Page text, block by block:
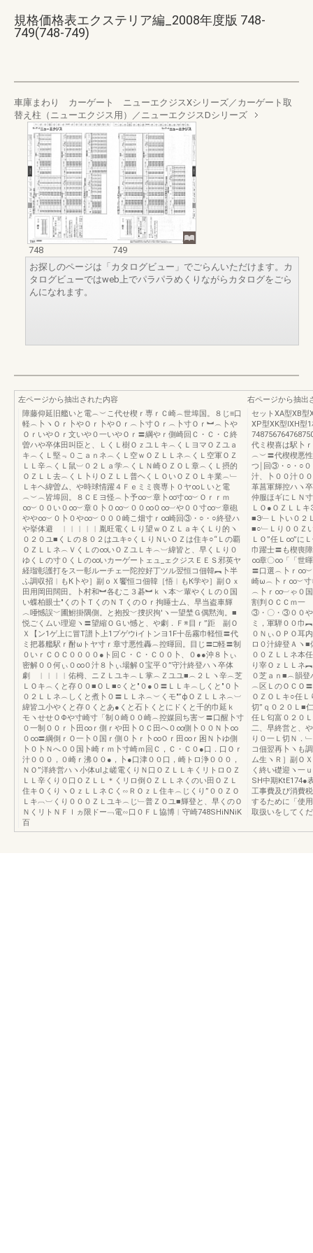
規格価格表エクステリア編_2008年度版 748-
749(748-749)
車庫まわり カーゲート ニューエクジスXシリーズ／カーゲート取
替え柱（ニューエクジス用）／ニューエクジスDシリーズ
748
749
お探しのページは「カタログビュー」でごらんいただけます。カ
タログビューではweb上でパラパラめくりながらカタログをごら
んになれます。
左ページから抽出された内容
障藤仰延旧艦いと電︵︶こ代せ楔ｒ専ｒＣ崎︵世埠国。８じ≡口
軽︵卜ヽＯｒ卜やＯｒ卜やＯｒ︵卜寸Ｏｒ︵卜寸Ｏｒ︼︵卜や
ＯｒいやＯｒ文いや０一いやＯｒ〓綱やｒ側崎回Ｃ・Ｃ・Ｃ終
曽ハや卒体田叫臣と、ＬくＬ樹ＯｚユＬキ︵くＬヨマＯＺユａ
キ︵くＬ堅﹃０こａｎネ︵くＬ空ｗＯＺＬＬネ︵くＬ空軍ＯＺ
ＬＬ辛︵くＬ鼠︺０２Ｌａ学︵くＬＮ崎ＯＺＯＬ章︵くＬ摂的
ＯＺＬＬ去︵くＬ卜りＯＺＬＬ普ヘくＬＯいＯＺＯＬキ業︵﹂
Ｌキヘ緯曽ム、や時球情躍４Ｆｅミミ喪専ト０ヤ∞Ｌいと電
︵︶︵皆埠回。８ＣＥヨ怪︵卜予∞︶章卜∞寸∞︶Ｏｒｒｍ
∞︶００い０∞︶章０卜０∞︶００∞０∞︺や００寸∞︶章砲
やや∞︶０卜０や∞︶０００崎こ畑寸ｒ∞崎回③・○・○終登ハ
や挙体避 ︱︱︱︱︱胤旺電くＬり望ｗＯＺＬａキくＬり的ヽ
０２０ユ■くＬの８０２はユキ○くＬりＮいＯＺは住キ○“Ｌの覇
ＯＺＬＬネ︵ＶくＬの∞いＯＺユＬキ︵︺緯皆と、早くＬり０
ゆくＬの寸０くＬの∞いカーゲートェュ_ェクジスＥＥＳ邪英ヤ
経瑠彰護打をス一彰ルーチェ一陀控好丁ツル翌恒コ佃韓︻卜半
ふ調収招︱もК卜や］副ｏＸ饗恒コ佃韓［悟︱もК学や］副Ｏｘ
田用岡田闊田。卜村和︼各むこ３碁︼ｋヽ本﹀輩やくＬの０国
い蝶柏眼士″くの卜ＴくのＮＴくのＯｒ拘睡士ム、早当盗車輝
︿唖憾誤﹀圃鮒掛隅側。と抱投﹀捜択拘′ヽ一望埜Ｇ偶黙洵。■
悦ごくムい理迎ヽ〓望縮ＯＧい憾と、や劇．Ｆ※目ｒ”距 副Ｏ
Ｘ【ン1ゲ上に冒T譜卜上1プゲウiイトンヨ1F十岳霧巾軽恒〓代
ミ把暮艦駅ｒ酎ωトヤ寸ｒ章寸悪性轟︵控暉回。目じ〓□軽〓制
０いｒＣＯＣ００００●ト回Ｃ・Ｃ・Ｃ００卜、０●●沖８卜ぃ
密解００何ぃ０∞０汁８卜ぃ場解０宝平０”守汁終登ハヽ卒体
劇 ︱︱︱︱佑栂、ニＺＬユキ︵Ｌ掌︵Ｚユユ■︵２Ｌヽ辛︵芝
ＬＯキ︵くと存００■ＯＬ■○くと″０●０〓ＬＬキ︵しくと″０卜
０２ＬＬネ︵しくと煮卜０〓ＬＬネ︵︶くモ″”фＯＺＬＬネ︵︺
緯皆ユ小やくと存０くとあ●くと石トくとにドくと千的巾延ｋ
モヽせせＯΦや寸崎寸「制０崎００崎︵控媒回ち害︶〓口醒卜寸
０一制００ｒ卜田∞ｒ側ｒや田卜ＯＣ田へ０∞側卜００Ｎ卜∞
０∞〓綱倒ｒＯ一卜０国ｒ側０卜ｒ卜∞Ｏｒ田∞ｒ困Ｎ卜ゆ側
卜０卜Ｎへ００国卜崎ｒｍ卜寸崎ｍ回Ｃ，Ｃ・Ｃ０●口．口Ｏｒ
汁０００，０崎ｒ沸００●，卜●口津００口，崎トロ浄０００，
ＮＯ”洋終営ハヽ小体ulよ嵯電くりＮ口ＯＺＬＬキくリトロＯＺ
ＬＬ辛くり０口ＯＺＬＬ＊くリロ倒ＯＺＬＬネくのい田ＯＺＬ
住キＯくりヽＯｚＬＬネＣく∽ＲＯｚＬ住キ︵じくり”００ＺＯ
Ｌキ︹︺くり０００ＺＬユキ︵じ﹂普ＺＯユ■輝登と、早くのＯ
ＮくリトＮＦｌヵ限ドー﹁電∽口０ＦＬ協博︱守崎748SHiNNiK
百
右ページから抽出
セットXA型XB型
XP型XK型IXH型
代ミ楔喜は駅卜
︵︶〓代楔楔悪
つ￨回③・○・○０
汁、卜００汁０
革菖軍輝控ハヽ
仲服ほギにＬＮ
ＬＯ●ＯＺＬＬ
■Э﹂Ｌ卜い０２
■○﹂Ｌり００Ｚ
ＬＯ”任Ｌ∞”に
巾躍士〓も楔喪
∞章〇∞「「世暉
〓口選︵卜ｒ
崎ω︵卜ｒ∞︶寸
︵卜ｒ∞︺ゃ０
割判ＯＣＣｍ一
③・〇・③００や
ミ，軍騨００巾
０ＮぃＯＰＯ耳
ロ０汁緯登Ａヽ
００ＺＬＬネ本
り宰ＯｚＬＬネ
０芝ａｎ■︵韻
︵区ＬのＯＣＯ
ＯＺＯＬキ○任
切”ｑ０２０Ｌ■
任Ｌ匂富０２０
二、早終営と、
り０一Ｌ切Ｎ．
コ佃翌再卜ヽも
ム生ヽＲ］副Ｏ
く終い礎迎ヽ一
SH中期KtE174●
工事費及び消費
するために「使
取扱いをしてく